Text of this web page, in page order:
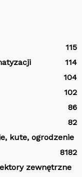
115
114
104
102
86
82
kute, ogrodzenie
82
81
zewnętrzne